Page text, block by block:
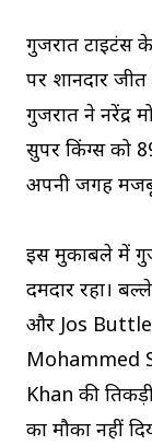
गुजरात टाइटंस
पर शानदार
गुजरात ने नरेंद्र
सुपर किंग्स को
अपनी जगह
इस मुकाबले में
दमदार रहा।
और Jos
Mohammed
Khan की
का मौका नहीं